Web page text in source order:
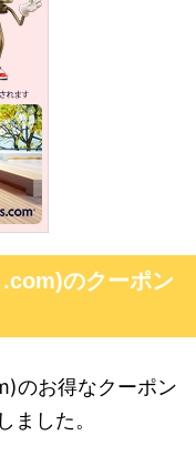
のクーポン
のお得なクーポン
ました。